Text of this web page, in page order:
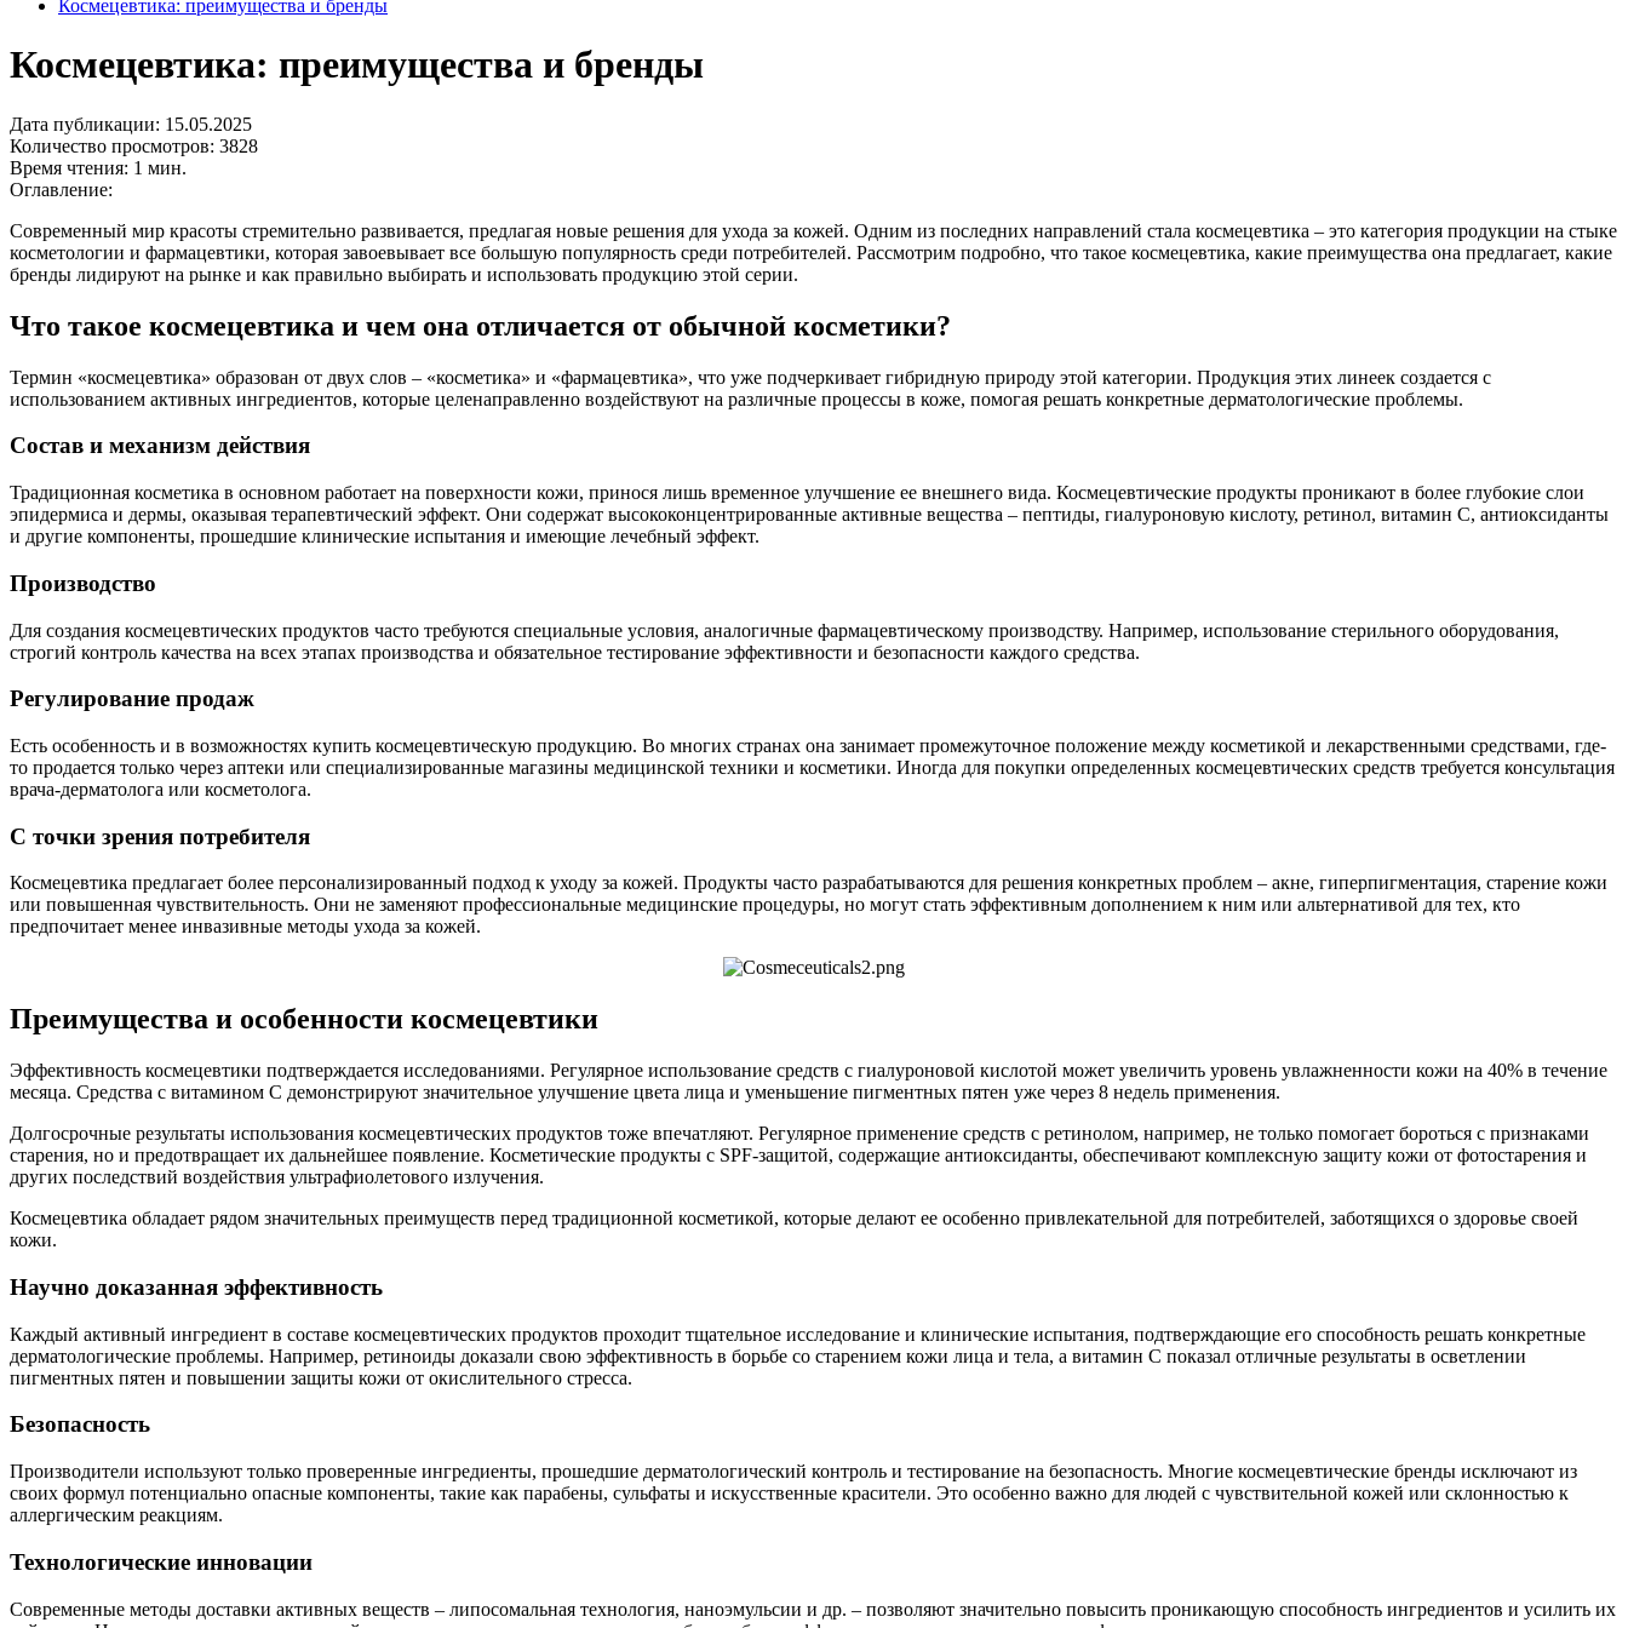
Космецевтика: преимущества и бренды
Космецевтика: преимущества и бренды
Дата публикации: 15.05.2025
Количество просмотров: 3828
Время чтения: 1 мин.
Оглавление:
Современный мир красоты стремительно развивается, предлагая новые решения для ухода за кожей. Одним из последних направлений стала космецевтика – это категория продукции на стыке
косметологии и фармацевтики, которая завоевывает все большую популярность среди потребителей. Рассмотрим подробно, что такое космецевтика, какие преимущества она предлагает, какие
бренды лидируют на рынке и как правильно выбирать и использовать продукцию этой серии.
Что такое космецевтика и чем она отличается от обычной косметики?
Термин «космецевтика» образован от двух слов – «косметика» и «фармацевтика», что уже подчеркивает гибридную природу этой категории. Продукция этих линеек создается с
использованием активных ингредиентов, которые целенаправленно воздействуют на различные процессы в коже, помогая решать конкретные дерматологические проблемы.
Состав и механизм действия
Традиционная косметика в основном работает на поверхности кожи, принося лишь временное улучшение ее внешнего вида. Космецевтические продукты проникают в более глубокие слои
эпидермиса и дермы, оказывая терапевтический эффект. Они содержат высококонцентрированные активные вещества – пептиды, гиалуроновую кислоту, ретинол, витамин С, антиоксиданты
и другие компоненты, прошедшие клинические испытания и имеющие лечебный эффект.
Производство
Для создания космецевтических продуктов часто требуются специальные условия, аналогичные фармацевтическому производству. Например, использование стерильного оборудования,
строгий контроль качества на всех этапах производства и обязательное тестирование эффективности и безопасности каждого средства.
Регулирование продаж
Есть особенность и в возможностях купить космецевтическую продукцию. Во многих странах она занимает промежуточное положение между косметикой и лекарственными средствами, где-
то продается только через аптеки или специализированные магазины медицинской техники и косметики. Иногда для покупки определенных космецевтических средств требуется консультация
врача-дерматолога или косметолога.
С точки зрения потребителя
Космецевтика предлагает более персонализированный подход к уходу за кожей. Продукты часто разрабатываются для решения конкретных проблем – акне, гиперпигментация, старение кожи
или повышенная чувствительность. Они не заменяют профессиональные медицинские процедуры, но могут стать эффективным дополнением к ним или альтернативой для тех, кто
предпочитает менее инвазивные методы ухода за кожей.
Преимущества и особенности космецевтики
Эффективность космецевтики подтверждается исследованиями. Регулярное использование средств с гиалуроновой кислотой может увеличить уровень увлажненности кожи на 40% в течение
месяца. Средства с витамином С демонстрируют значительное улучшение цвета лица и уменьшение пигментных пятен уже через 8 недель применения.
Долгосрочные результаты использования космецевтических продуктов тоже впечатляют. Регулярное применение средств с ретинолом, например, не только помогает бороться с признаками
старения, но и предотвращает их дальнейшее появление. Косметические продукты с SPF-защитой, содержащие антиоксиданты, обеспечивают комплексную защиту кожи от фотостарения и
других последствий воздействия ультрафиолетового излучения.
Космецевтика обладает рядом значительных преимуществ перед традиционной косметикой, которые делают ее особенно привлекательной для потребителей, заботящихся о здоровье своей
кожи.
Научно доказанная эффективность
Каждый активный ингредиент в составе космецевтических продуктов проходит тщательное исследование и клинические испытания, подтверждающие его способность решать конкретные
дерматологические проблемы. Например, ретиноиды доказали свою эффективность в борьбе со старением кожи лица и тела, а витамин С показал отличные результаты в осветлении
пигментных пятен и повышении защиты кожи от окислительного стресса.
Безопасность
Производители используют только проверенные ингредиенты, прошедшие дерматологический контроль и тестирование на безопасность. Многие космецевтические бренды исключают из
своих формул потенциально опасные компоненты, такие как парабены, сульфаты и искусственные красители. Это особенно важно для людей с чувствительной кожей или склонностью к
аллергическим реакциям.
Технологические инновации
Современные методы доставки активных веществ – липосомальная технология, наноэмульсии и др. – позволяют значительно повысить проникающую способность ингредиентов и усилить их